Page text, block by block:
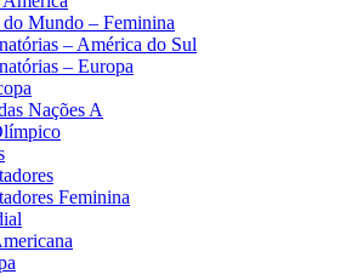
do Mundo – Feminina
– América do Sul
– Europa
Nações A
Feminina